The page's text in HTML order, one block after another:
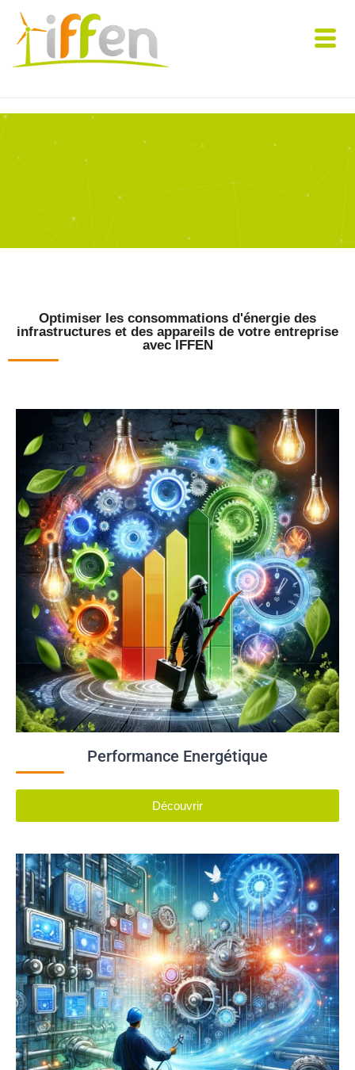
Optimiser les consommations d'énergie des
infrastructures et des appareils de votre entreprise
avec IFFEN
Performance Energétique
Découvrir